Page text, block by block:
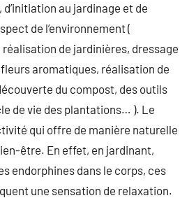
au jardinage et de
de l’environnement (
de jardinières, dressage
aromatiques, réalisation de
du compost, des outils
de vie des plantations… ). Le
qui offre de manière naturelle
être. En effet, en jardinant,
endorphines dans le corps, ces
une sensation de relaxation.